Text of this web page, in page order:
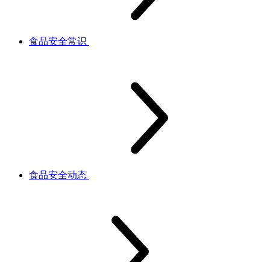
食品安全常识
食品安全动态